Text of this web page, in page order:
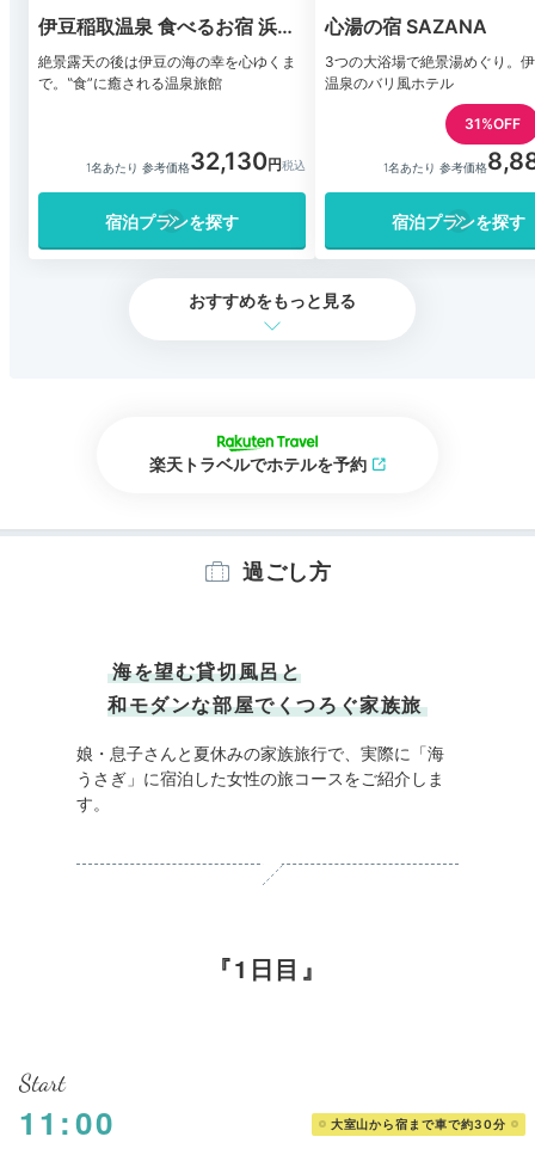
伊豆稲取温泉 食べるお宿 浜の
湯
絶景露天の後は伊豆の海の幸を心ゆくま
で。‟食”に癒される温泉旅館
1名あたり 参考価格32,130
宿泊プランを探す
心湯の宿 SAZANA
3つの大浴場で絶景湯めぐり。
温泉のバリ風ホテル
31%OFF
1名あたり 参考価格
宿泊プランを探す
おすすめをもっと見る
楽天トラベルでホテルを予約
過ごし方
海を望む貸切風呂と
和モダンな部屋でくつろぐ家族旅
娘・息子さんと夏休みの家族旅行で、実際に「海
うさぎ」に宿泊した女性の旅コースをご紹介しま
す。
1日目
Start
11:00 大室山から宿まで車で約30分